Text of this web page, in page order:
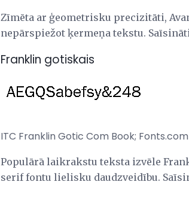
Zīmēta ar ģeometrisku precizitāti,
nepārspiežot ķermeņa tekstu.
Franklin gotiskais
ITC Franklin Gotic Com Book; Fonts.com
Populārā laikrakstu teksta izvēle
serif fontu lielisku daudzveidību.